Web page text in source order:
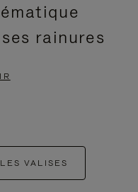
rainures
VALISES